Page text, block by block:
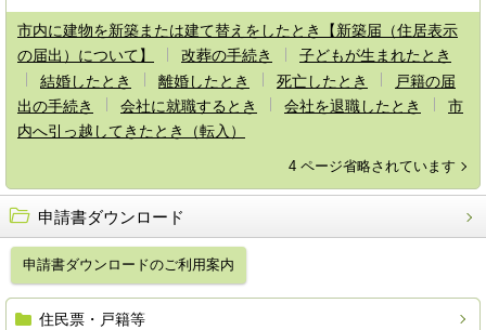
市内に建物を新築または建て替えをしたとき【新築届（住居表示
の届出）について】
改葬の手続き
子どもが生まれたとき
結婚したとき
離婚したとき 死亡したとき
戸籍の届
出の手続き
会社に就職するとき 会社を退職したとき
市
内へ引っ越してきたとき（転入）
4 ページ省略されています
申請書ダウンロード
申請書ダウンロードのご利用案内
住民票・戸籍等